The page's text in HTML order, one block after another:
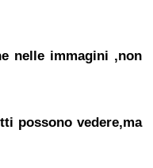
nelle immagini ,non
possono vedere,ma